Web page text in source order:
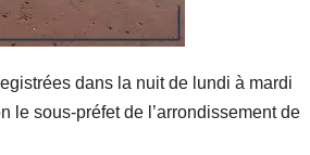
dans la nuit de lundi à mardi
le sous-préfet de l’arrondissement de